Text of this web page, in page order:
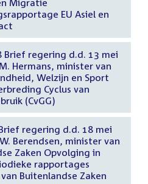
Migratie
EU Asiel en
Brief regering d.d. 13 mei
Hermans, minister van
Welzijn en Sport
Cyclus van
(CvGG)
regering d.d. 18 mei
Berendsen, minister van
Zaken Opvolging in
rapportages
Buitenlandse Zaken